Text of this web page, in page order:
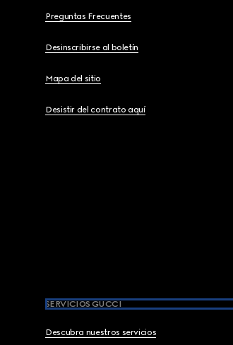
Preguntas Frecuentes
Desinscribirse al boletín
Mapa del sitio
Desistir del contrato aquí
SERVICIOS GUCCI
Descubra nuestros servicios